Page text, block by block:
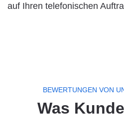
auf Ihren telefonischen
BEWERTUNGEN VON
Was